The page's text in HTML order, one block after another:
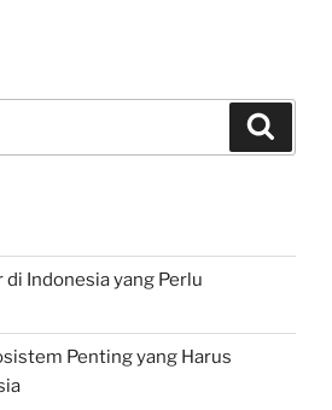
di Indonesia yang Perlu
Penting yang Harus